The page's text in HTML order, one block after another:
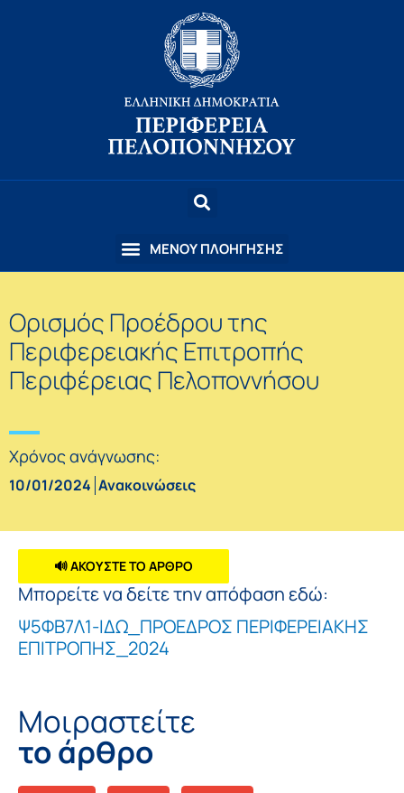
Ορισμός Προέδρου της
Περιφερειακής Επιτροπής
Περιφέρειας Πελοποννήσου
Χρόνος ανάγνωσης:
10/01/2024 Ανακοινώσεις
🔊 ΑΚΟΥΣΤΕ ΤΟ ΑΡΘΡΟ
Μπορείτε να δείτε την απόφαση εδώ:
Ψ5ΦΒ7Λ1-ΙΔΩ_ΠΡΟΕΔΡΟΣ ΠΕΡΙΦΕΡΕΙΑΚΗΣ
ΕΠΙΤΡΟΠΗΣ_2024
Μοιραστείτε
το άρθρο